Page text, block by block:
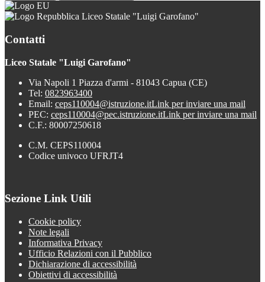
Liceo Statale "Luigi Garofano"
Contatti
Liceo Statale "Luigi Garofano"
Via Napoli 1 Piazza d'armi - 81043 Capua (CE)
Tel: 0823963400
Email: ceps110004@istruzione.itLink per inviare una mail
PEC: ceps110004@pec.istruzione.itLink per inviare una mail
C.F.: 80007250618
C.M. CEPS110004
Codice univoco UFRJT4
Sezione Link Utili
Cookie policy
Note legali
Informativa Privacy
Ufficio Relazioni con il Pubblico
Dichiarazione di accessibilità
Obiettivi di accessibilità